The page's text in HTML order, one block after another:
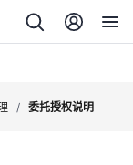
/ 委托授权说明